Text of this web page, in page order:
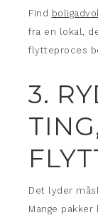
Find
fra en lokal,
flytteproces
3.
Det lyder
Mange